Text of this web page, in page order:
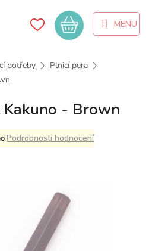
Nákupní
košík
potřeby
Plnicí pera
- Brown
Podrobnosti hodnocení